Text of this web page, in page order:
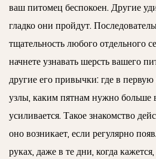
ваш питомец беспокоен. Другие
гладко они пройдут.
тщательность любого отдельного
начнете узнавать шерсть вашего
другие его привычки: где в первую
узлы, каким пятнам нужно больше
усиливается. Такое знакомство
оно возникает, если регулярно
руках, даже в те дни, когда